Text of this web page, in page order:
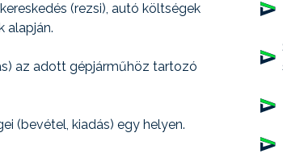
(rezsi), autó költségek
alapján.
az adott gépjárműhöz tartozó
(bevétel, kiadás) egy helyen.